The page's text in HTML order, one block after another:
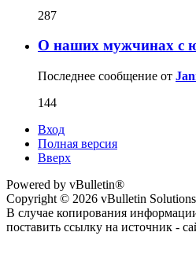
287
О наших мужчинах с
Последнее сообщение от
144
Вход
Полная версия
Вверх
Powered by vBulletin®
Copyright © 2026 vBulletin
В случае копирования
поставить ссылку на источник -